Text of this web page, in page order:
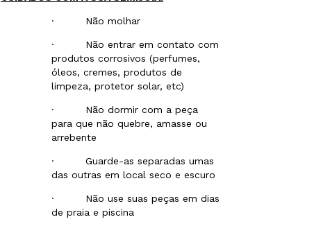
· Não molhar
· Não entrar em contato com
produtos corrosivos (perfumes,
óleos, cremes, produtos de
limpeza, protetor solar, etc)
· Não dormir com a peça
para que não quebre, amasse ou
arrebente
· Guarde-as separadas umas
das outras em local seco e escuro
· Não use suas peças em dias
de praia e piscina